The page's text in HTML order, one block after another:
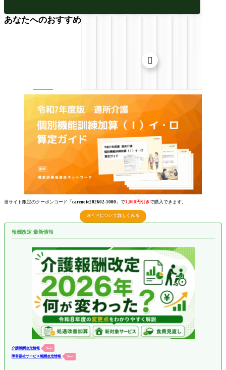
当サイト限定のクーポンコード「 carenote202602-1000 」で1,000円引きで購入できます。
ガイドについて詳しくみる
報酬改定 最新情報
介護報酬改定情報 New!
障害福祉サービス報酬改定情報 New!
あなたへのおすすめ
